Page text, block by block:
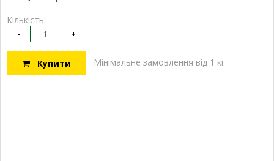
Кількість:
- +
Купити Мінімальне замовлення від 1 кг